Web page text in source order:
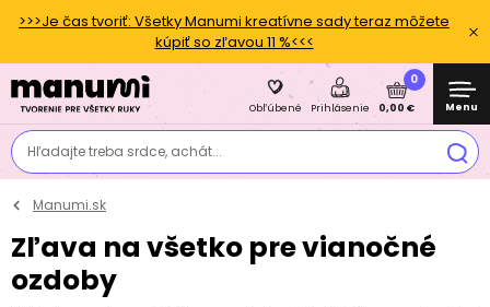
>>>Je čas tvoriť: Všetky Manumi kreatívne sady teraz môžete
kúpiť so zľavou 11 %<<<
Hľadajte treba srdce, achát...
Obľúbené Prihlásenie
0
0,00 € Menu
Manumi.sk
Zľava na všetko pre vianočné
ozdoby